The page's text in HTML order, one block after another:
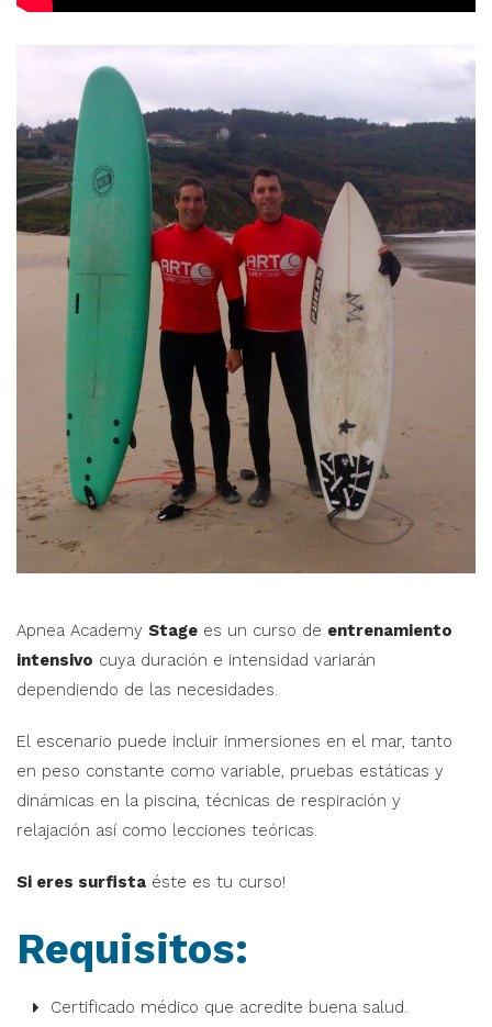
Apnea Academy Stage es un curso de entrenamiento
intensivo cuya duración e intensidad variarán
dependiendo de las necesidades.
El escenario puede incluir inmersiones en el mar, tanto
en peso constante como variable, pruebas estáticas y
dinámicas en la piscina, técnicas de respiración y
relajación así como lecciones teóricas.
Si eres surfista éste es tu curso!
Requisitos:
Certificado médico que acredite buena salud.